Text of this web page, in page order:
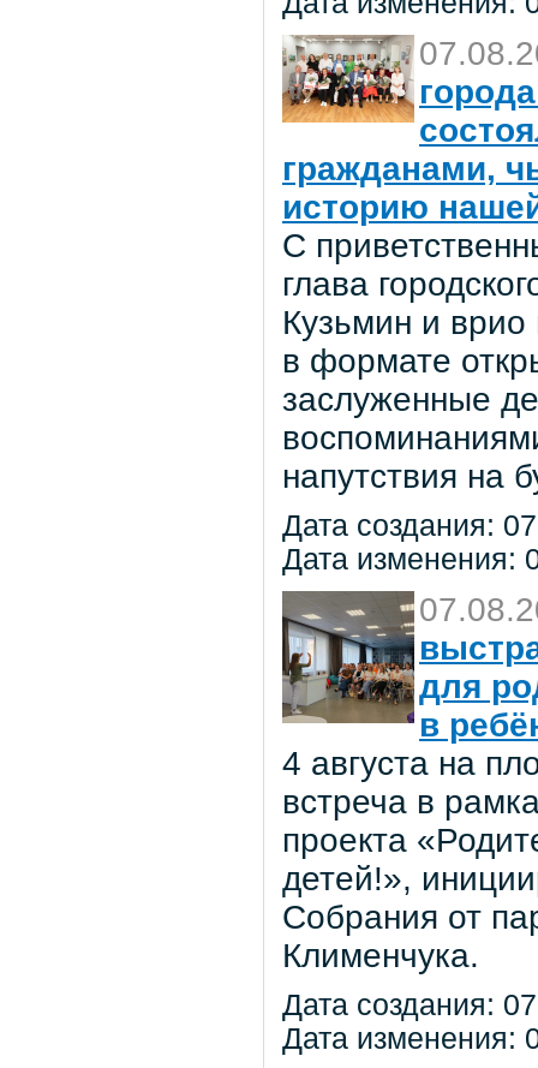
гражданами,
историю
С
глава
Кузьмин и
в формате
заслуженные
напутствия на
Дата создания:
Дата изменения:
для
в
4 августа на
встреча в
проекта
детей!»,
Собрания от
Клименчука.
Дата создания:
Дата изменения: